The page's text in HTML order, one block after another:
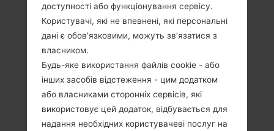
доступності або функціонування сервісу.
Користувачі, які не впевнені, які персональні
дані є обов’язковими, можуть зв’язатися з
власником.
Будь-яке використання файлів cookie - або
інших засобів відстеження - цим додатком
або власниками сторонніх сервісів, які
використовує цей додаток, відбувається для
надання необхідних користувачеві послуг на